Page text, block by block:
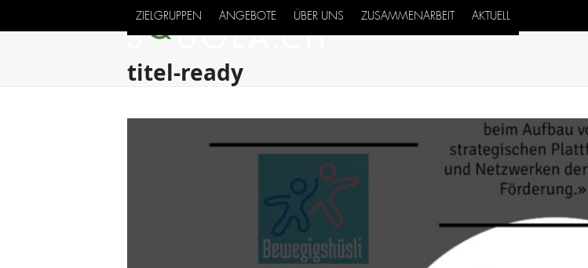
to
ZIELGRUPPEN ANGEBOTE ÜBER UNS ZUSAMMENARBEIT AKTUELL
titel-ready